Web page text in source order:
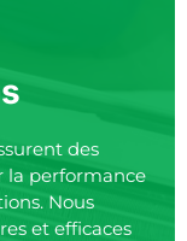
des
la performance
Nous
et efficaces